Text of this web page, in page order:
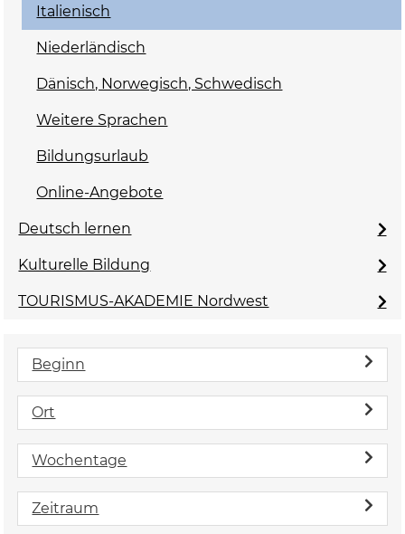
Italienisch
Niederländisch
Dänisch, Norwegisch, Schwedisch
Weitere Sprachen
Bildungsurlaub
Online-Angebote
Deutsch lernen
Kulturelle Bildung
TOURISMUS-AKADEMIE Nordwest
Beginn
Ort
Wochentage
Zeitraum